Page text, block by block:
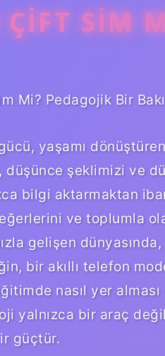
SIM
Mi? Pedagojik Bir
yaşamı
şeklimizi ve
bilgi aktarmaktan
ve toplumla
gelişen
bir akıllı telefon
nasıl yer
yalnızca bir araç
güçtür.